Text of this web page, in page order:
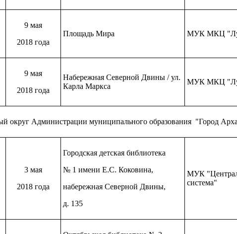
9 мая
2018 года
Площадь Мира МУК МКЦ
9 мая
2018 года
Набережная Северной Двины / ул.
Карла Маркса
МУК МКЦ
округ Администрации муниципального образования "Город
3 мая
2018 года
Городская детская библиотека
№ 1 имени Е.С. Коковина,
набережная Северной Двины,
д. 135
МУК
система"